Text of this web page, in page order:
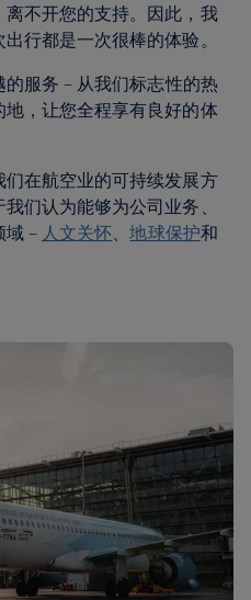
不开您的支持。因此，我
行都是一次很棒的体验。
服务 – 从我们标志性的热
，让您全程享有良好的体
在航空业的可持续发展方
们认为能够为公司业务、
域 – 人文关怀、地球保护和